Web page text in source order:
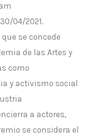
04/2021.
se concede
de las Artes y
como
y activismo social
a actores,
se considera el